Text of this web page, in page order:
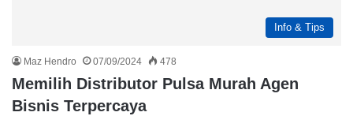
Info & Tips
Maz Hendro 07/09/2024 478
Memilih Distributor Pulsa Murah Agen
Bisnis Terpercaya